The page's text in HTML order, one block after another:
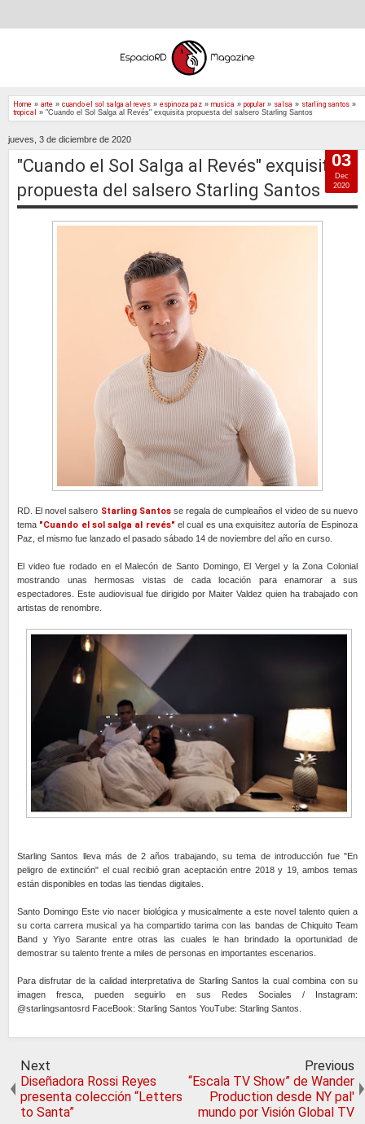
Home » arte » cuando el sol salga al reves » espinoza paz » musica » popular» salsa » starling santos »
tropical
» "Cuando el Sol Salga al Revés" exquisita propuesta del salsero Starling Santos
jueves, 3 de diciembre de 2020
"Cuando el Sol Salga al Revés" exquisita
propuesta del salsero Starling Santos
RD. El novel salsero Starling Santosse regala de cumpleaños el video de su nuevo
tema "Cuando el sol salga al revés" el cual es una exquisitez autoría de Espinoza
Paz, el mismo fue lanzado el pasado sábado 14 de noviembre del año en curso.
El video fue rodado en el Malecón de Santo Domingo, El Vergel y la Zona Colonial
mostrando unas hermosas vistas de cada locación para enamorar a sus
espectadores. Este audiovisual fue dirigido por Maiter Valdez quien ha trabajado con
artistas de renombre.
Starling Santos lleva más de 2 años trabajando, su tema de introducción fue "En
peligro de extinción" el cual recibió gran aceptación entre 2018 y 19, ambos temas
están disponibles en todas las tiendas digitales.
Santo Domingo Este vio nacer biológica y musicalmente a este novel talento quien a
su corta carrera musical ya ha compartido tarima con las bandas de Chiquito Team
Band y Yiyo Sarante entre otras las cuales le han brindado la oportunidad de
demostrar su talento frente a miles de personas en importantes escenarios.
Para disfrutar de la calidad interpretativa de Starling Santos la cual combina con su
imagen fresca, pueden seguirlo en sus Redes Sociales / Instagram:
@starlingsantosrd FaceBook: Starling Santos YouTube: Starling Santos.
03
Dec
2020
Next
Diseñadora Rossi Reyes
presenta colección “Letters
to Santa”
Previous
“Escala TV Show” de Wander
Production desde NY pal'
mundo por Visión Global TV